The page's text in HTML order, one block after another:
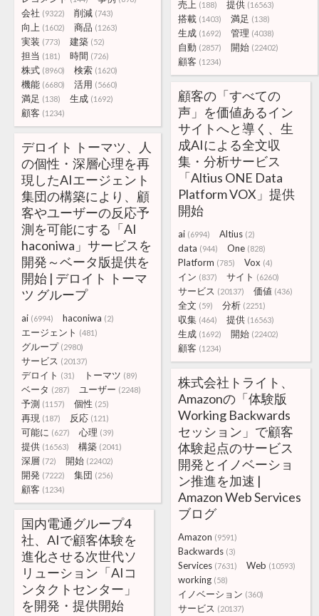
売上 (188) 提供 (16563)
搭載 (1403) 満足 (138)
生成 (1692) 管理 (4038)
自動 (2857) 開始 (22402)
顧客 (1234)
会社 (9322) 削減 (743)
向上 (1602) 商品 (1263)
実装 (773) 建築 (52)
担当 (181) 時間 (726)
株式 (8960) 検索 (1620)
機能 (6680) 活用 (5660)
満足 (138) 生成 (1692)
顧客 (1234)
顧客の「すべての
声」を価値あるイン
サイトへと導く、生
成AIによる全文収
集・分析サービス
「Altius ONE Data
Platform VOX」提供
開始
ai (6994) Altius (2)
data (944) One (828)
Platform (785) Vox (4)
イン (837) サイト (6260)
サービス (20137) 価値 (436)
全文 (59) 分析 (2251)
収集 (464) 提供 (16563)
生成 (1692) 開始 (22402)
顧客 (1234)
デロイト トーマツ、人
の個性・深層心理を再
現したAIエージェント
集団の構築により、顧
客やユーザーの反応予
測を可能にする「AI
haconiwa」サービスを
開発～ベータ版提供を
開始 | デロイト トーマ
ツ グループ
ai (6994) haconiwa (2)
エージェント (481)
グループ (2980)
サービス (20137)
デロイト (31) トーマツ (89)
ベータ (287) ユーザー (2248)
予測 (1157) 個性 (25)
再現 (187) 反応 (121)
可能に (627) 心理 (39)
提供 (16563) 構築 (2041)
深層 (72) 開始 (22402)
開発 (7222) 集団 (256)
顧客 (1234)
株式会社トライト、
Amazonの「体験版
Working Backwards
セッション」で顧客
体験起点のサービス
開発とイノベーショ
ン推進を加速 |
Amazon Web Services
ブログ
Amazon (9591)
Backwards (3)
Services (7631) Web (10593)
working (58)
イノベーション (360)
サービス (20137)
国内電通グループ4
社、AIで顧客体験を
進化させる次世代ソ
リューション「AIコ
ンタクトセンター」
を開発・提供開始